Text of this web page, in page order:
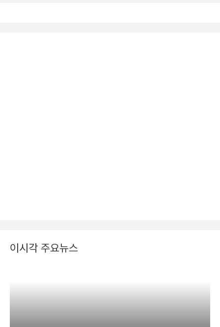
이시각 주요뉴스